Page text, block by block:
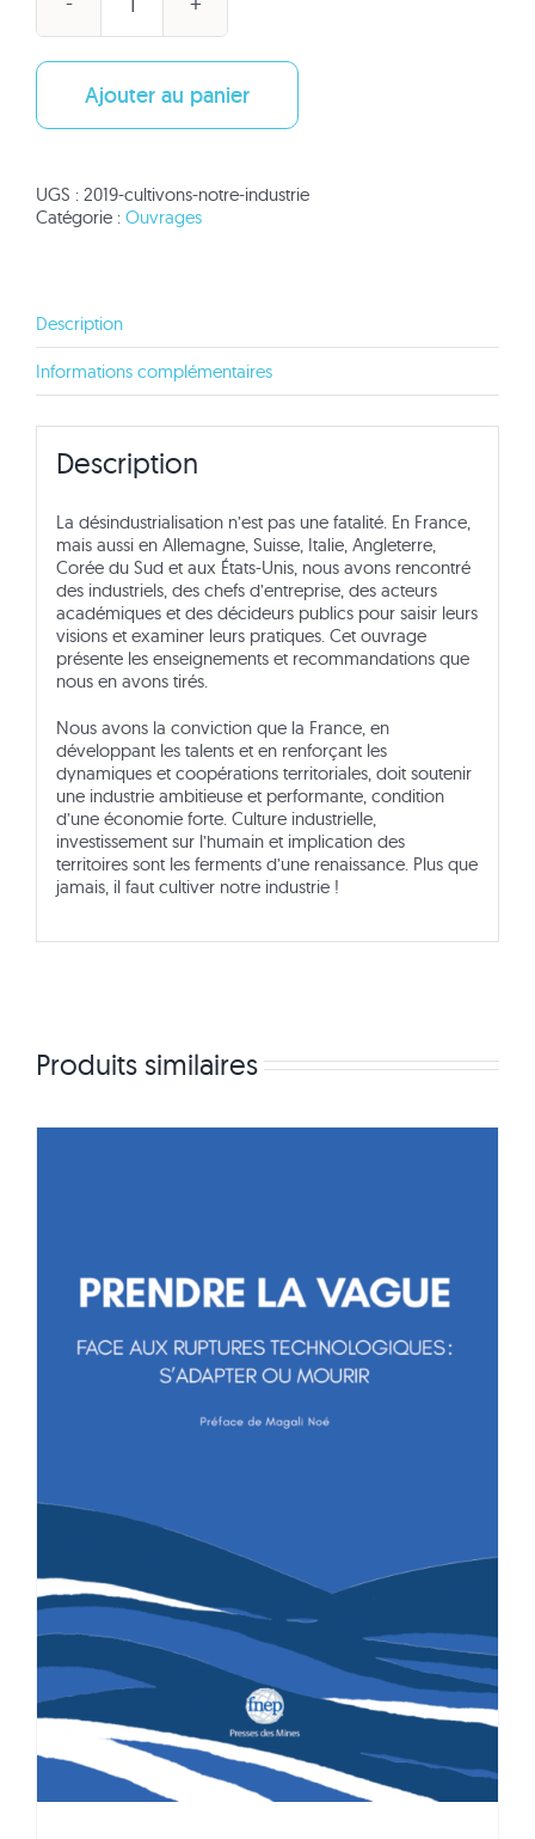
quantité
de
Cultivons
industrie
Ajouter au panier
UGS : 2019-cultivons-notre-industrie
Catégorie : Ouvrages
Description
Informations complémentaires
Description
La désindustrialisation n’est pas une fatalité. En France,
mais aussi en Allemagne, Suisse, Italie, Angleterre,
Corée du Sud et aux États-Unis, nous avons rencontré
des industriels, des chefs d’entreprise, des acteurs
académiques et des décideurs publics pour saisir leurs
visions et examiner leurs pratiques. Cet ouvrage
présente les enseignements et recommandations que
nous en avons tirés.
Nous avons la conviction que la France, en
développant les talents et en renforçant les
dynamiques et coopérations territoriales, doit soutenir
une industrie ambitieuse et performante, condition
d’une économie forte. Culture industrielle,
investissement sur l’humain et implication des
territoires sont les ferments d’une renaissance. Plus que
jamais, il faut cultiver notre industrie !
Produits similaires